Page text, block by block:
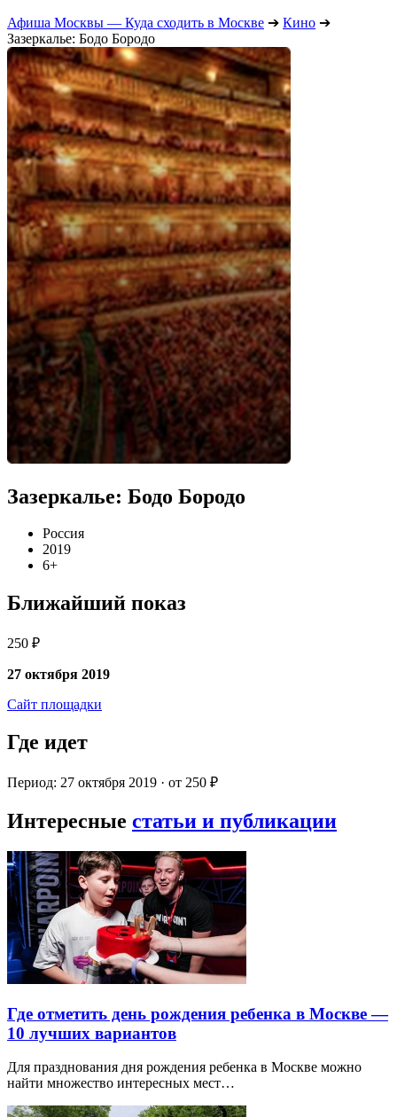
Афиша Москвы — Куда сходить в Москве ➔ Кино ➔
Зазеркалье: Бодо Бородо
Зазеркалье: Бодо Бородо
Россия
2019
6+
Ближайший показ
250 ₽
27 октября 2019
Сайт площадки
Где идет
Период: 27 октября 2019 · от 250 ₽
Интересные статьи и публикации
Где отметить день рождения ребенка в Москве —
10 лучших вариантов
Для празднования дня рождения ребенка в Москве можно
найти множество интересных мест…